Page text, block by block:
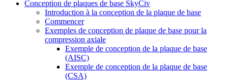
Conception de plaques de base SkyCiv
Introduction à la conception de la plaque de base
Commencer
Exemples de conception de plaque de base pour la
compression axiale
Exemple de conception de la plaque de base
(AISC)
Exemple de conception de la plaque de base
(CSA)